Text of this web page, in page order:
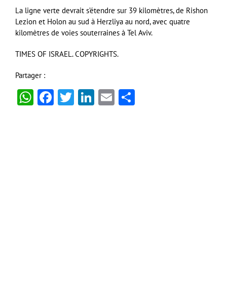
La ligne verte devrait s’étendre sur 39 kilomètres, de Rishon
Lezion et Holon au sud à Herzliya au nord, avec quatre
kilomètres de voies souterraines à Tel Aviv.
TIMES OF ISRAEL. COPYRIGHTS.
Partager :
WhatsApp
Facebook
Twitter
LinkedIn
Email